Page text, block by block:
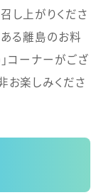
し上がりくださ
る離島のお料
コーナーがござ
お楽しみくださ